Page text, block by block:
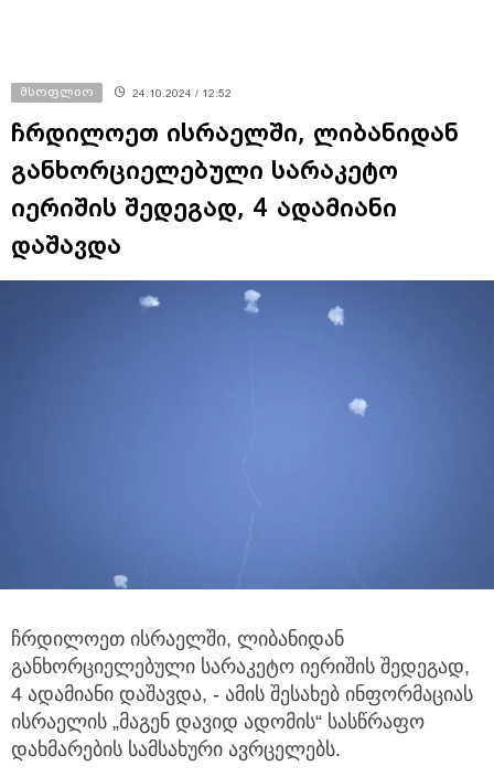
მსოფლიო 24.10.2024 / 12:52
ჩრდილოეთ ისრაელში, ლიბანიდან
განხორციელებული სარაკეტო
იერიშის შედეგად, 4 ადამიანი
დაშავდა
ჩრდილოეთ ისრაელში, ლიბანიდან
განხორციელებული სარაკეტო იერიშის შედეგად,
4 ადამიანი დაშავდა, - ამის შესახებ ინფორმაციას
ისრაელის „მაგენ დავიდ ადომის“ სასწრაფო
დახმარების სამსახური ავრცელებს.